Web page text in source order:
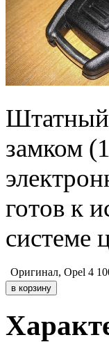
Штатный
замком
готов к
системе
Оригинал, Opel 4